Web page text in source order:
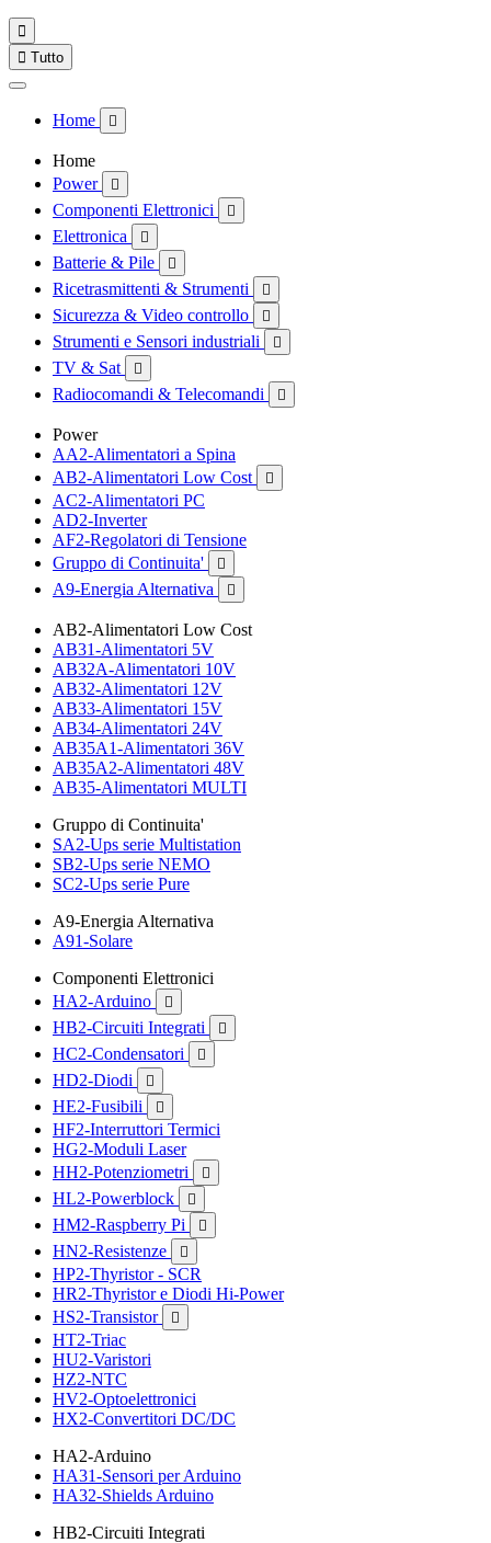

 Tutto
Home 
Home
Power

Componenti Elettronici 
Elettronica 
Batterie & Pile 
Ricetrasmittenti & Strumenti 
Sicurezza & Video controllo 
Strumenti e Sensori industriali 
TV & Sat 
Radiocomandi & Telecomandi 
Power
AA2-Alimentatori a Spina
AB2-Alimentatori Low Cost

AC2-Alimentatori PC
AD2-Inverter
AF2-Regolatori di Tensione
Gruppo di Continuita'

A9-Energia Alternativa 
AB2-Alimentatori Low Cost
AB31-Alimentatori 5V
AB32A-Alimentatori 10V
AB32-Alimentatori 12V
AB33-Alimentatori 15V
AB34-Alimentatori 24V
AB35A1-Alimentatori 36V
AB35A2-Alimentatori 48V
AB35-Alimentatori MULTI
Gruppo di Continuita'
SA2-Ups serie Multistation
SB2-Ups serie NEMO
SC2-Ups serie Pure
A9-Energia Alternativa
A91-Solare
Componenti Elettronici
HA2-Arduino

HB2-Circuiti Integrati 
HC2-Condensatori 
HD2-Diodi 
HE2-Fusibili 
HF2-Interruttori Termici
HG2-Moduli Laser
HH2-Potenziometri

HL2-Powerblock 
HM2-Raspberry Pi 
HN2-Resistenze 
HP2-Thyristor - SCR
HR2-Thyristor e Diodi Hi-Power
HS2-Transistor

HT2-Triac
HU2-Varistori
HZ2-NTC
HV2-Optoelettronici
HX2-Convertitori DC/DC
HA2-Arduino
HA31-Sensori per Arduino
HA32-Shields Arduino
HB2-Circuiti Integrati